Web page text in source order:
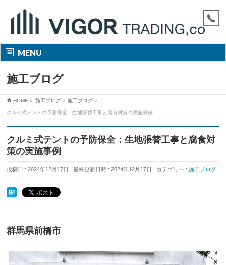
MENU
施工ブログ
HOME » 施工ブログ » 施工ブログ »
クルミ式テントの予防保全：生地張替工事と腐食対策の実施事例
クルミ式テントの予防保全：生地張替工事と腐食対
策の実施事例
投稿日 : 2024年12月17日 最終更新日時 : 2024年12月17日 カテゴリー :施工ブログ
群馬県前橋市